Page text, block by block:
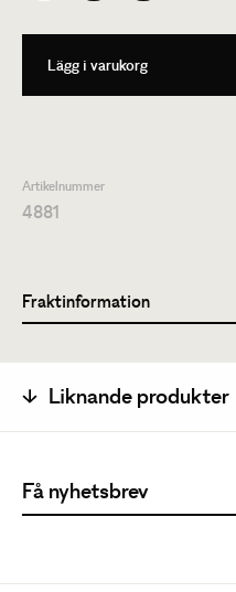
Lägg i varukorg
Artikelnummer
4881
Fraktinformation
Liknande produkter